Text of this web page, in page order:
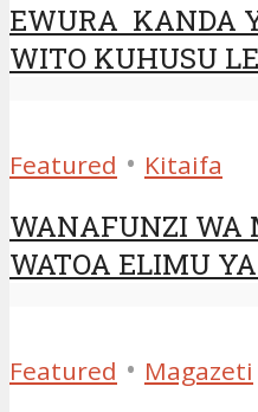
EWURA KANDA
WITO KUHUSU
Featured • Kitaifa
WANAFUNZI WA
WATOA ELIMU
Featured • Magazeti